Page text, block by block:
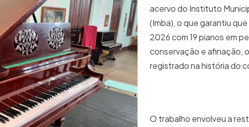
acervo do Instituto
(Imba), o que garantiu
2026 com 19 pianos em
conservação e afinação,
registrado na história do
O trabalho envolveu a